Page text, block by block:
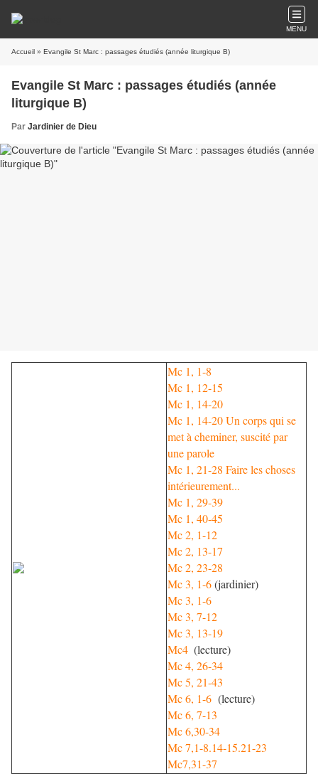
MENU
Accueil » Evangile St Marc : passages étudiés (année liturgique B)
Evangile St Marc : passages étudiés (année
liturgique B)
Par Jardinier de Dieu
Mc 1, 1-8
Mc 1, 12-15
Mc 1, 14-20
Mc 1, 14-20 Un corps qui se
met à cheminer, suscité par
une parole
Mc 1, 21-28 Faire les choses
intérieurement...
Mc 1, 29-39
Mc 1, 40-45
Mc 2, 1-12
Mc 2, 13-17
Mc 2, 23-28
Mc 3, 1-6(jardinier)
Mc 3, 1-6
Mc 3, 7-12
Mc 3, 13-19
Mc4 (lecture)
Mc 4, 26-34
Mc 5, 21-43
Mc 6, 1-6 (lecture)
Mc 6, 7-13
Mc 6,30-34
Mc 7,1-8.14-15.21-23
Mc7,31-37